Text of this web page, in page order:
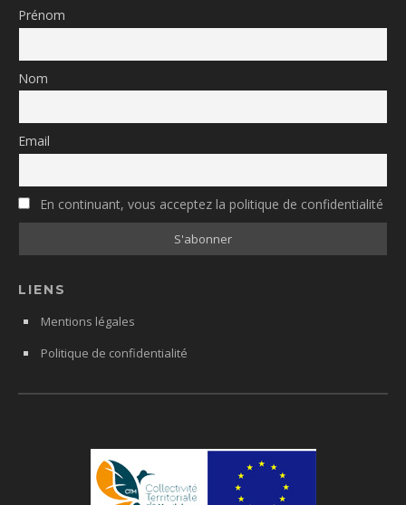
Prénom
Nom
Email
En continuant, vous acceptez la politique de confidentialité
LIENS
Mentions légales
Politique de confidentialité